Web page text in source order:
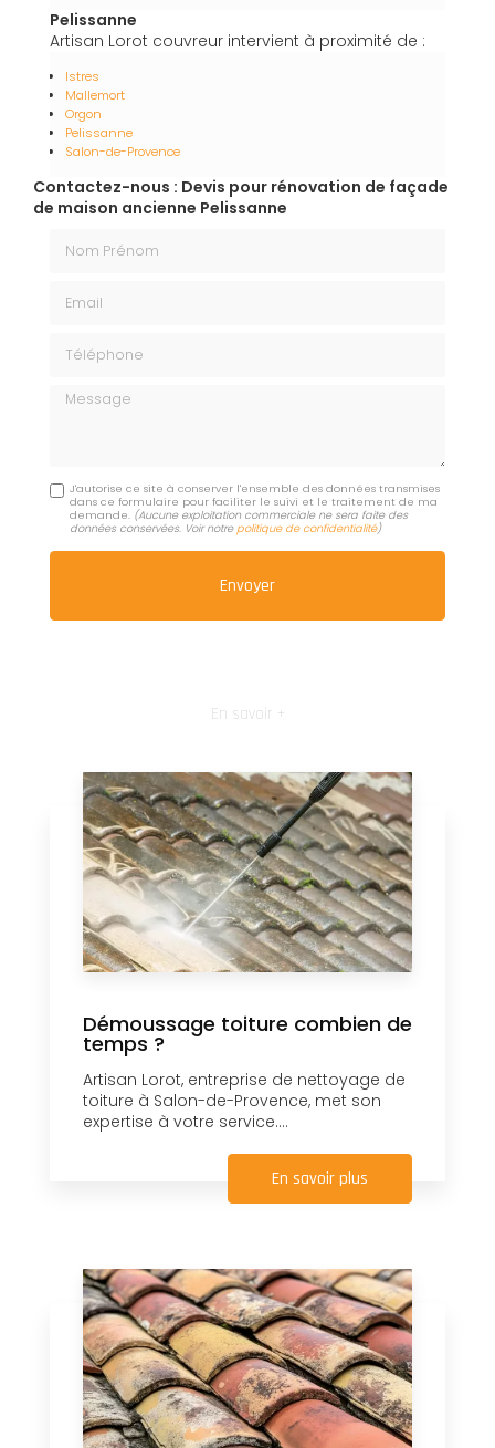
Pelissanne
Artisan Lorot couvreur intervient à proximité de :
Istres
Mallemort
Orgon
Pelissanne
Salon-de-Provence
Contactez-nous : Devis pour rénovation de façade
de maison ancienne Pelissanne
Message
J'autorise ce site à conserver l'ensemble des données transmises
dans ce formulaire pour faciliter le suivi et le traitement de ma
demande. (Aucune exploitation commerciale ne sera faite des
données conservées. Voir notrepolitique de confidentialité)
En savoir +
Démoussage toiture combien de
temps ?
Artisan Lorot, entreprise de nettoyage de
toiture à Salon-de-Provence, met son
expertise à votre service....
En savoir plus